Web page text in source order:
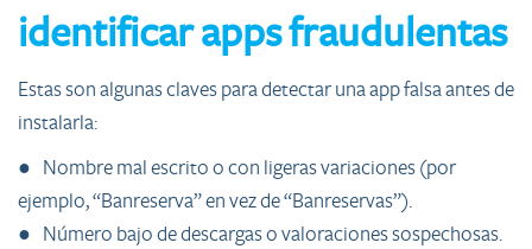
identificar apps fraudulentas
Estas son algunas claves para detectar una app falsa antes de
instalarla:
● Nombre mal escrito o con ligeras variaciones (por
ejemplo, “Banreserva” en vez de “Banreservas”).
● Número bajo de descargas o valoraciones sospechosas.